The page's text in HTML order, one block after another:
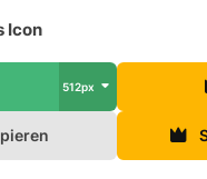
Icon
512px